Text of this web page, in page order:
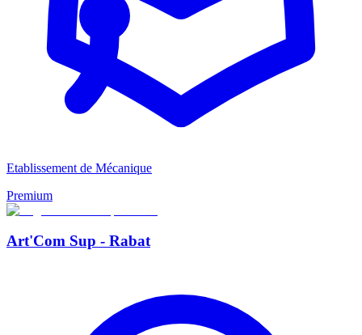
Etablissement de Mécanique
Premium
Art'Com Sup - Rabat